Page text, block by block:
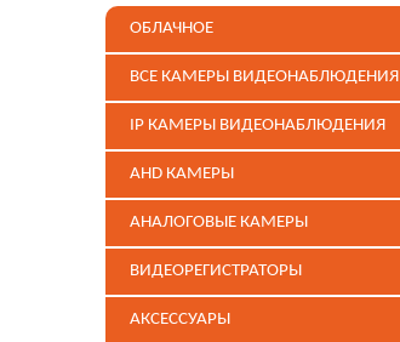
ОБЛАЧНОЕ
ВСЕ КАМЕРЫ ВИДЕОНАБЛЮДЕНИЯ
IP КАМЕРЫ ВИДЕОНАБЛЮДЕНИЯ
AHD КАМЕРЫ
АНАЛОГОВЫЕ КАМЕРЫ
ВИДЕОРЕГИСТРАТОРЫ
АКСЕССУАРЫ